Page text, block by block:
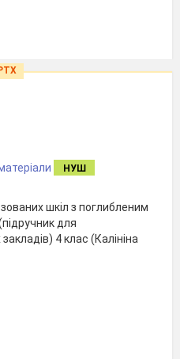
НУШ
шкіл з поглибленим
для
4 клас (Калініна